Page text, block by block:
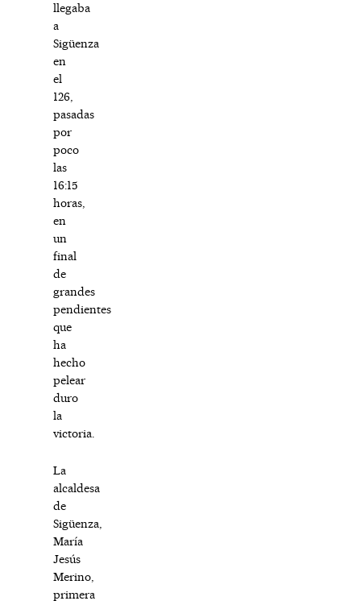
llegaba
a
Sigüenza
en
el
126,
pasadas
por
poco
las
16:15
horas,
en
un
final
de
grandes
pendientes
que
ha
hecho
pelear
duro
la
victoria.
La
alcaldesa
de
Sigüenza,
María
Jesús
Merino,
primera